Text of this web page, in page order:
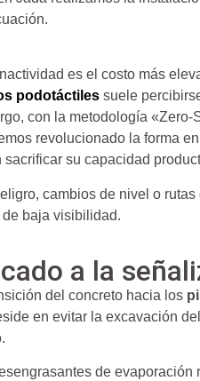
es el costo más
podotáctiles suele
con la metodología «Zero-
revolucionado la forma
sacrificar su capacidad
cambios de nivel o
baja visibilidad.
a la
del concreto hacia los
en evitar la excavación
de evaporación